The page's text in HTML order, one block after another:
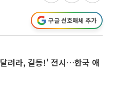
구글 선호매체 추가
려라, 길동!' 전시…한국 애